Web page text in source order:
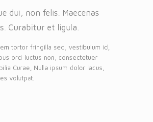
dui, non felis. Maecenas
Curabitur et ligula.
tortor fringilla sed, vestibulum id,
orci luctus non, consectetuer
Curae, Nulla ipsum dolor lacus,
volutpat.